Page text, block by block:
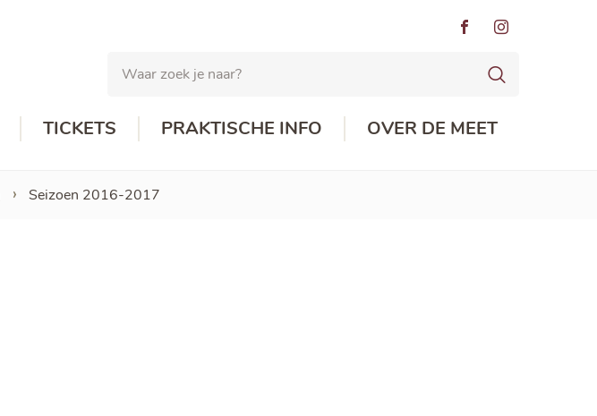
Volg ons
Facebook
Volg ons
Instagram
zoek
naar?
TICKETS PRAKTISCHE INFO OVER DE MEET
Seizoen 2016-2017